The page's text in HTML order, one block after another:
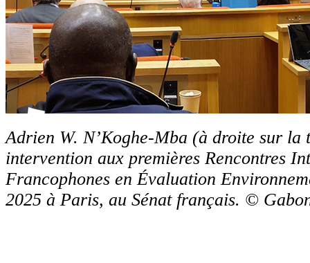
Adrien W. N’Koghe-Mba (à droite sur la
intervention aux premières Rencontres
Francophones en Évaluation
2025 à Paris, au Sénat français. ©